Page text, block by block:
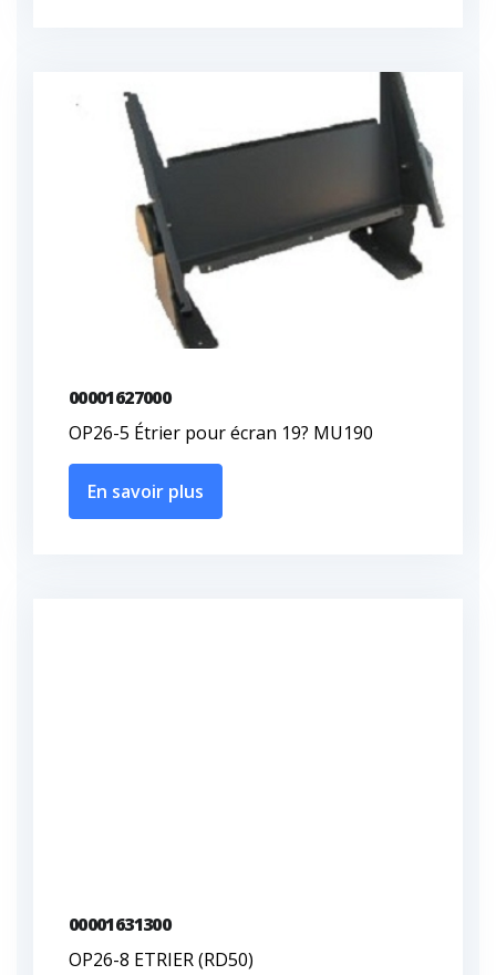
00001627000
OP26-5 Étrier pour écran 19? MU190
En savoir plus
00001631300
OP26-8 ETRIER (RD50)